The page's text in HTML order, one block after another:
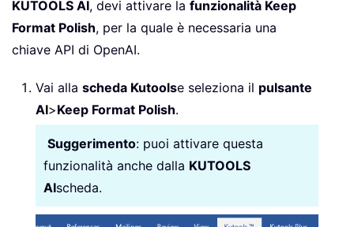
KUTOOLS AI, devi attivare la funzionalità Keep
Format Polish, per la quale è necessaria una
chiave API di OpenAI.
Vai alla scheda Kutoolse seleziona il pulsante
AI>Keep Format Polish.
Suggerimento: puoi attivare questa
funzionalità anche dalla KUTOOLS
AIscheda.